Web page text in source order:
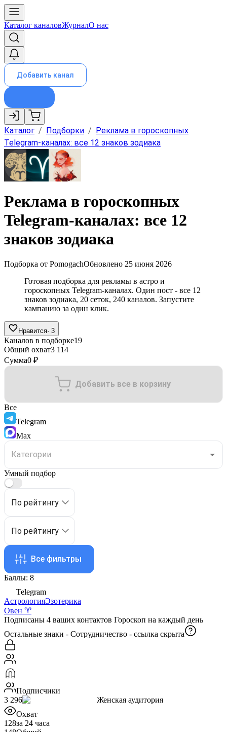
Каталог каналовЖурналО нас
Добавить канал
Каталог / Подборки / Реклама в гороскопных
Telegram-каналах: все 12 знаков зодиака
Реклама в гороскопных
Telegram-каналах: все 12
знаков зодиака
Подборка от PomogachОбновлено 25 июня 2026
Готовая подборка для рекламы в астро и
гороскопных Telegram-каналах. Один пост - все 12
знаков зодиака, 20 сеток, 240 каналов. Запустите
кампанию за один клик.
Нравится· 3
Каналов в подборке19
Общий охват3 114
Сумма0 ₽
Добавить все в корзину
Все
Telegram
Max
Умный подбор
По рейтингу
По рейтингу
Все фильтры
Баллы: 8
Telegram
АстрологияЭзотерика
Овен ♈️
Подписаны 4 ваших контактов Гороскоп на каждый день
Остальные знаки - Сотрудничество - ссылка скрыта
Подписчики
3 296
Женская аудитория
Охват
128за 24 часа